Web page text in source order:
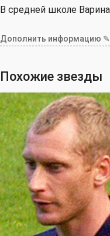
В средней школе
Дополнить информацию ✎
Похожие звезды